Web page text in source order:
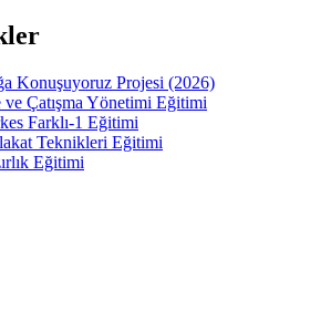
Konuşuyoruz Projesi (2026)
Çatışma Yönetimi Eğitimi
Farklı-1 Eğitimi
Teknikleri Eğitimi
Eğitimi